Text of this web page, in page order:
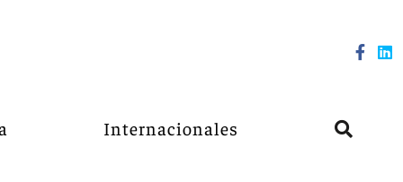
Internacionales